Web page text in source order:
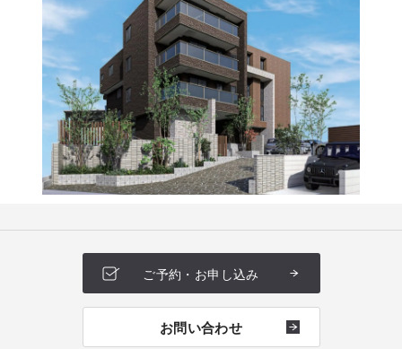
ご予約・お申し込み
お問い合わせ